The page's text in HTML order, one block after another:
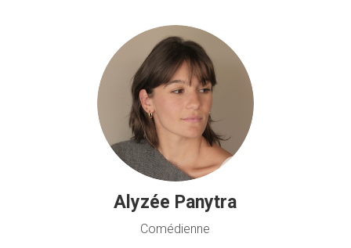
Alyzée Panytra
Comédienne